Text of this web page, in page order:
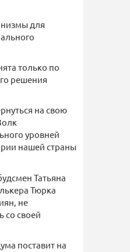
для
только по
решения
на свою
уровней
нашей страны
Татьяна
Тюрка
не
со своей
поставит на